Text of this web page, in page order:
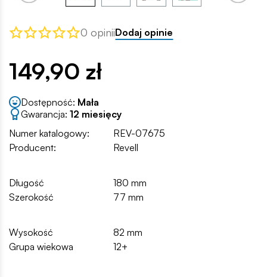
0 opiniiDodaj opinie
149,90 zł
Dostępność: Mała
Gwarancja: 12 miesięcy
Numer katalogowy:
REV-07675
Producent:
Revell
Długość
180 mm
Szerokość
77 mm
Wysokość
82 mm
Grupa wiekowa
12+